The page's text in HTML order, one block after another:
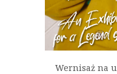
Wernisaż na